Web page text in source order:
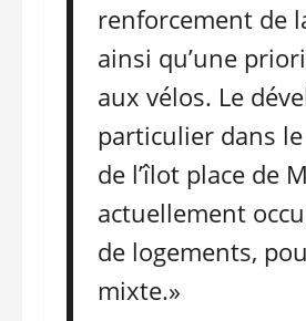
renforcement de
ainsi qu’une
aux vélos. Le
particulier dans
de l’îlot place de
actuellement
de logements,
mixte.»